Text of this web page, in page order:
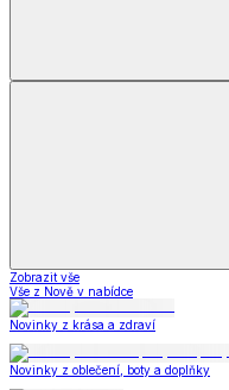
Zobrazit vše
Vše z Nově v nabídce
Novinky z krása a zdraví
Novinky z oblečení, boty a doplňky